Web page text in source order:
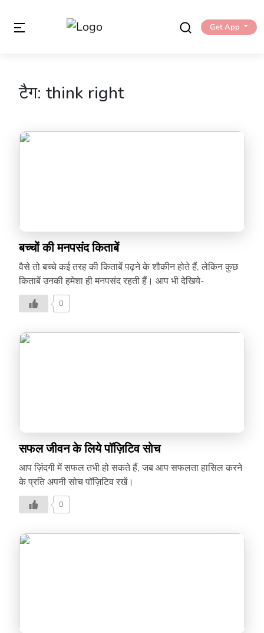
Get App
टैग: think right
बच्चों की मनपसंद किताबें
वैसे तो बच्चे कई तरह की किताबें पढ़ने के शौकीन होते हैं, लेकिन कुछ
किताबें उनकी हमेशा ही मनपसंद रहती हैं। आप भी देखिये-
0
सफल जीवन के लिये पॉज़िटिव सोच
आप ज़िंदगी में सफल तभी हो सकते हैं, जब आप सफलता हासिल करने
के प्रति अपनी सोच पॉज़िटिव रखें।
0